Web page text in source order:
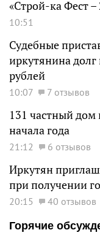
«Строй-ка Фест –
10:51
Судебные
иркутянина
рублей
10:07 7 отзывов
131 частный дом
начала года
21:12 6 отзывов
Иркутян
при получении
20:15
40 отзывов
Горячие